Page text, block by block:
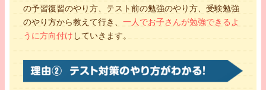
の予習復習のやり方、テスト前の勉強のやり方、受験勉強
のやり方から教えて行き、 一人でお子さんが勉強できるよ
うに方向付け していきます。